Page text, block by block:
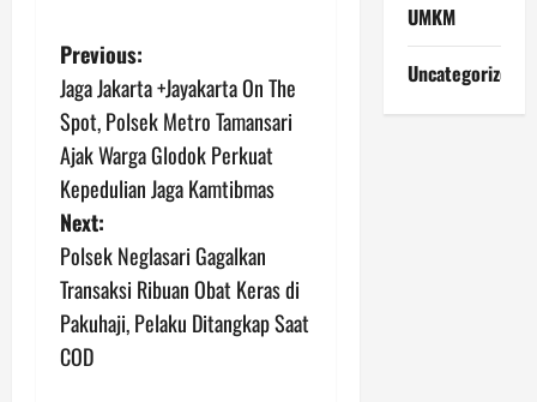
P
o
s
t
n
a
v
Previous:
Jaga Jakarta +Jayakarta On The
Spot, Polsek Metro Tamansari
Ajak Warga Glodok Perkuat
Kepedulian Jaga Kamtibmas
Next:
Polsek Neglasari Gagalkan
Transaksi Ribuan Obat Keras di
Pakuhaji, Pelaku Ditangkap Saat
COD
UMKM
Uncategorized